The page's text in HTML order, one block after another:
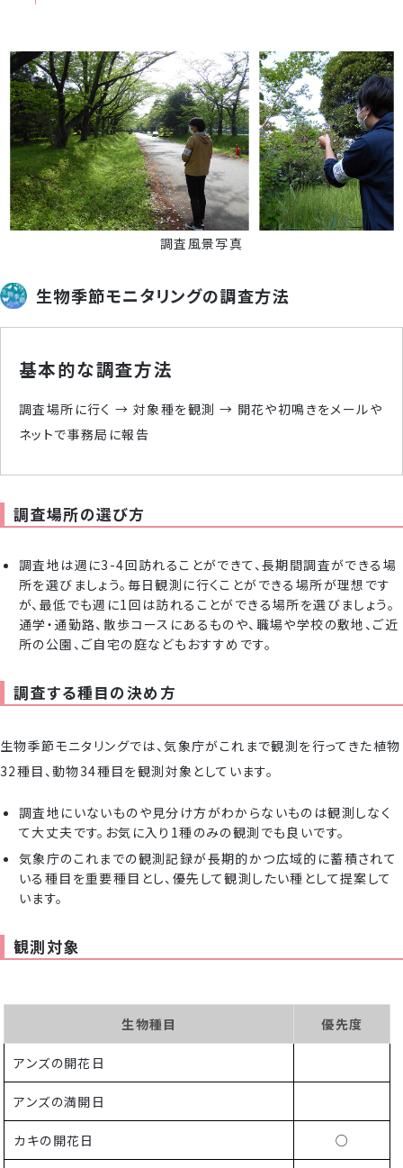
調査風景写真
生物季節モニタリングの調査方法
基本的な調査方法
調査場所に行く → 対象種を観測 → 開花や初鳴きをメールや
ネットで事務局に報告
調査場所の選び方
調査地は週に3-4回訪れることができて、長期間調査ができる場
所を選びましょう。毎日観測に行くことができる場所が理想です
が、最低でも週に1回は訪れることができる場所を選びましょう。
通学・通勤路、散歩コースにあるものや、職場や学校の敷地、ご近
所の公園、ご自宅の庭などもおすすめです。
調査する種目の決め方
生物季節モニタリングでは、気象庁がこれまで観測を行ってきた植物
32種目、動物34種目を観測対象としています。
調査地にいないものや見分け方がわからないものは観測しなく
て大丈夫です。お気に入り1種のみの観測でも良いです。
気象庁のこれまでの観測記録が長期的かつ広域的に蓄積されて
いる種目を重要種目とし、優先して観測したい種として提案して
います。
観測対象
生物種目 優先度
アンズの開花日
アンズの満開日
カキの開花日 ○